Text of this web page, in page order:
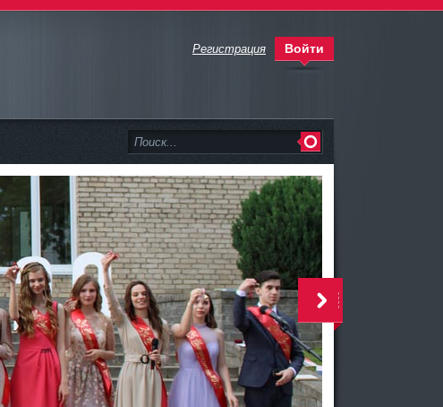
Регистрация Войти
<